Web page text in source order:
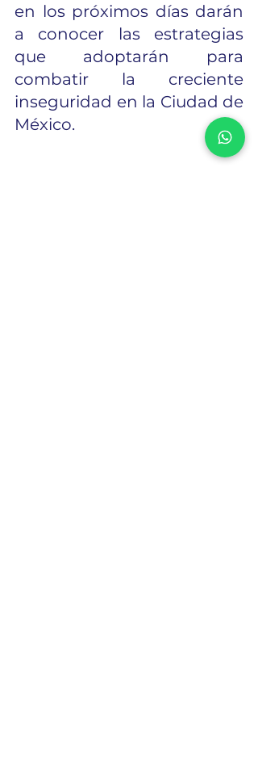
en los próximos días darán
a conocer las estrategias
que adoptarán para
combatir la creciente
inseguridad en la Ciudad de
México.